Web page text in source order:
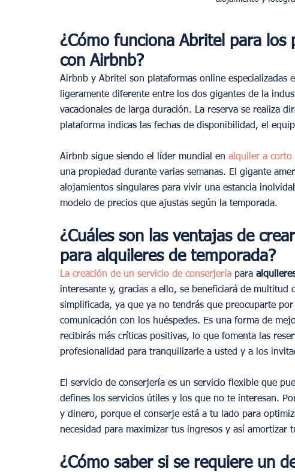
¿Cómo funciona Abritel para los
con Airbnb?
Airbnb y Abritel son plataformas online especializadas
ligeramente diferente entre los dos gigantes de la
vacacionales de larga duración. La reserva se realiza
plataforma indicas las fechas de disponibilidad, el
Airbnb sigue siendo el líder mundial en alquiler a corto
una propiedad durante varias semanas. El gigante
alojamientos singulares para vivir una estancia
modelo de precios que ajustas según la temporada.
¿Cuáles son las ventajas de
para alquileres de temporada?
La creación de un servicio de conserjería para
interesante y, gracias a ello, se beneficiará de multitud
simplificada, ya que ya no tendrás que preocuparte
comunicación con los huéspedes. Es una forma de
recibirás más críticas positivas, lo que fomenta las
profesionalidad para tranquilizarle a usted y a los
El servicio de conserjería es un servicio flexible que
defines los servicios útiles y los que no te interesan.
y dinero, porque el conserje está a tu lado para
necesidad para maximizar tus ingresos y así amortizar
¿Cómo saber si se requiere un